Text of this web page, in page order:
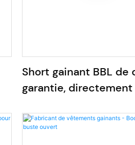
Short gainant BBL de
garantie, directement